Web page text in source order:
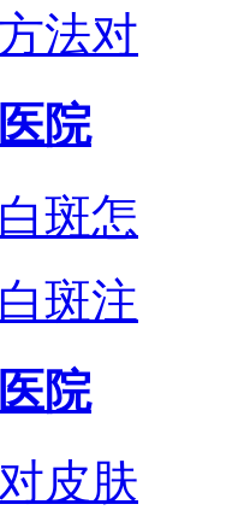
法对
院
斑怎
斑注
院
皮肤